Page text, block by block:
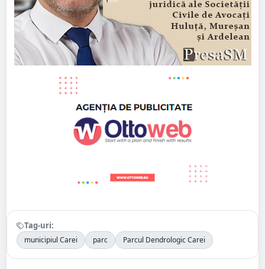
Tag-uri:
municipiul Carei parc Parcul Dendrologic Carei